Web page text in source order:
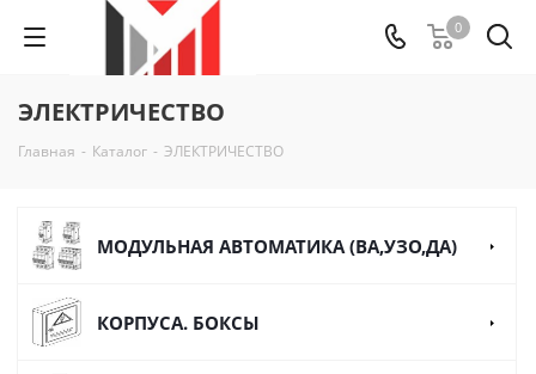
0
ЭЛЕКТРИЧЕСТВО
Главная - Каталог - ЭЛЕКТРИЧЕСТВО
МОДУЛЬНАЯ АВТОМАТИКА (ВА,УЗО,ДА)
КОРПУСА. БОКСЫ